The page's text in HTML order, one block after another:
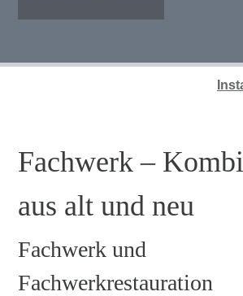
Fachwerk –
aus alt und neu
Fachwerk und
Fachwerkrestauration